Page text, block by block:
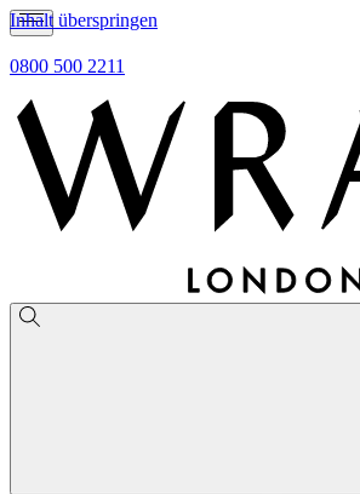
Inhalt überspringen
0800 500 2211